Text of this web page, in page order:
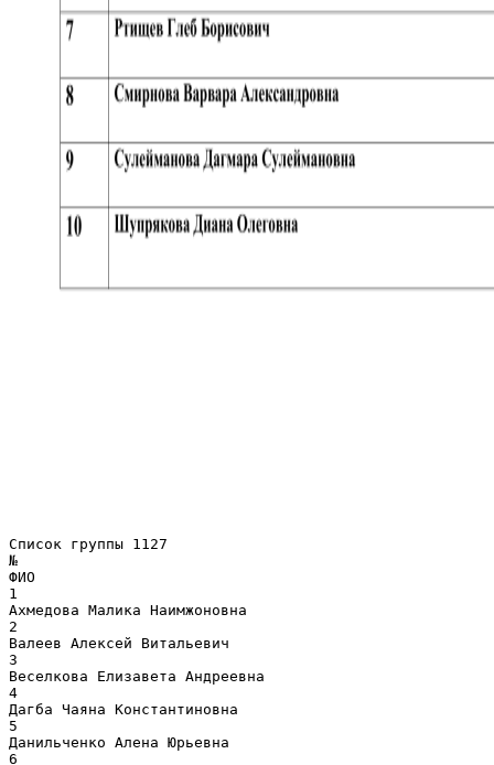
Список группы 1127
№
ФИО
1
Ахмедова Малика Наимжоновна
2
Валеев Алексей Витальевич
3
Веселкова Елизавета Андреевна
4
Дагба Чаяна Константиновна
5
Данильченко Алена Юрьевна
6